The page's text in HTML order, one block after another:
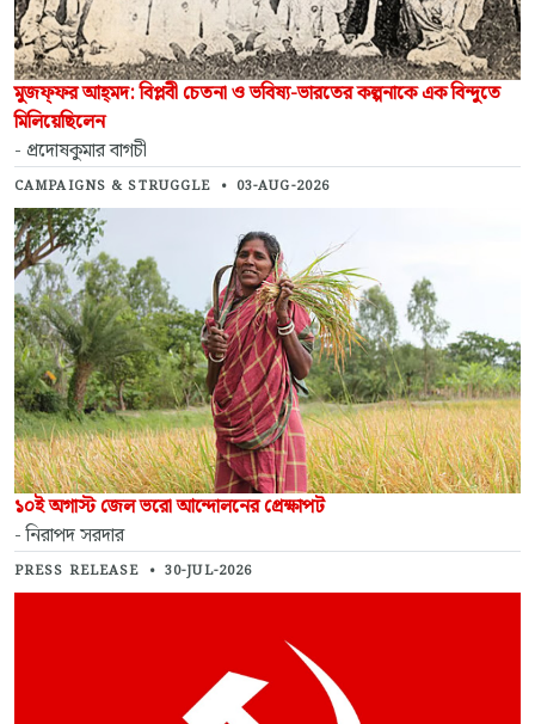
মুজফ্‌ফর আহ্‌মদ: বিপ্লবী চেতনা ও ভবিষ্য-ভারতের কল্পনাকে এক বিন্দুতে
মিলিয়েছিলেন
- প্রদোষকুমার বাগচী
CAMPAIGNS & STRUGGLE • 03-AUG-2026
১০ই অগাস্ট জেল ভরো আন্দোলনের প্রেক্ষাপট
- নিরাপদ সরদার
PRESS RELEASE • 30-JUL-2026